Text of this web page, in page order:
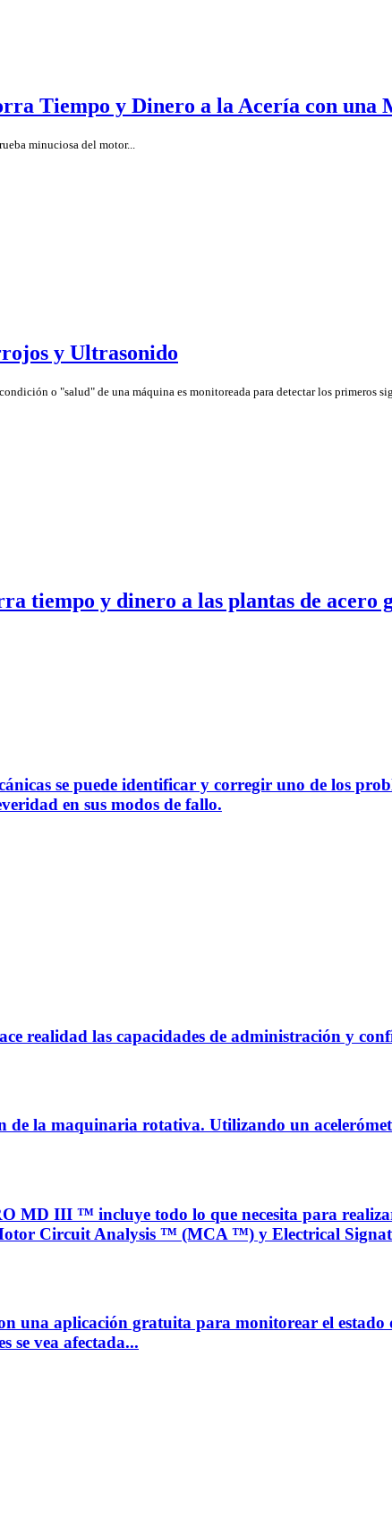
Tiempo y Dinero a la Acería con una
minuciosa del motor...
y Ultrasonido
o "salud" de una máquina es monitoreada para detectar los primeros
tiempo y dinero a las plantas de acero
se puede identificar y corregir uno de los
en sus modos de fallo.
realidad las capacidades de administración y
la maquinaria rotativa. Utilizando un
III ™ incluye todo lo que necesita para realizar
Circuit Analysis ™ (MCA ™) y Electrical
una aplicación gratuita para monitorear el
se vea afectada...